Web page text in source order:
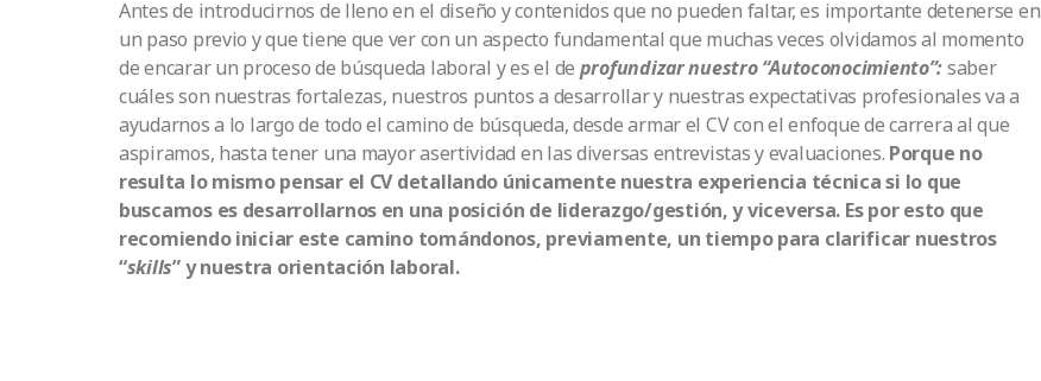
Antes de introducirnos de lleno en el diseño y contenidos que no pueden faltar, es importante detenerse en
un paso previo y que tiene que ver con un aspecto fundamental que muchas veces olvidamos al momento
de encarar un proceso de búsqueda laboral y es el de profundizar nuestro “Autoconocimiento”:saber
cuáles son nuestras fortalezas, nuestros puntos a desarrollar y nuestras expectativas profesionales va a
ayudarnos a lo largo de todo el camino de búsqueda, desde armar el CV con el enfoque de carrera al que
aspiramos, hasta tener una mayor asertividad en las diversas entrevistas y evaluaciones. Porque no
resulta lo mismo pensar el CV detallando únicamente nuestra experiencia técnica si lo que
buscamos es desarrollarnos en una posición de liderazgo/gestión, y viceversa. Es por esto que
recomiendo iniciar este camino tomándonos, previamente, un tiempo para clarificar nuestros
“skills” y nuestra orientación laboral.